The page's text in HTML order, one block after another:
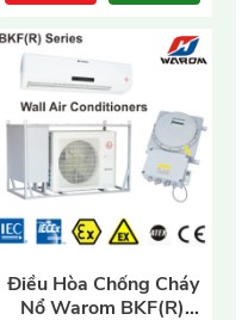
- BTU: 18K/24K
- S2phòng: 22~44m2
Điều Hòa Chống Cháy
Nổ Warom BKF(R)